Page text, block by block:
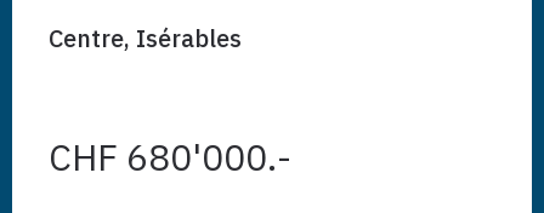
Centre, Isérables
CHF 680'000.-